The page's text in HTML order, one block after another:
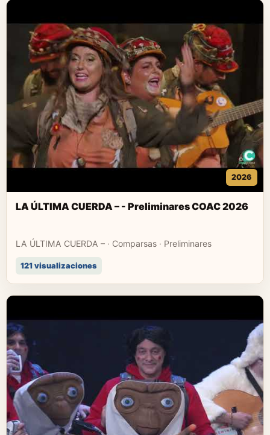
2026
LA ÚLTIMA CUERDA – - Preliminares COAC 2026
LA ÚLTIMA CUERDA – · Comparsas · Preliminares
121 visualizaciones